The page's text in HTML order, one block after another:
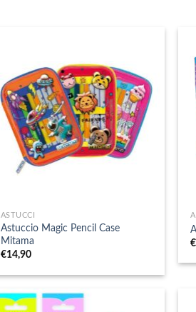
ASTUCCI
Astuccio Magic Pencil Case
Mitama
€14,90
€